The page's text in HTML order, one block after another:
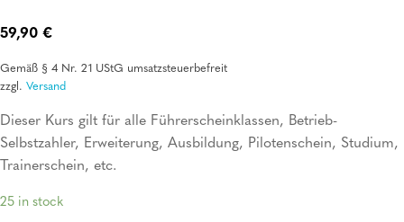
59,90 €
Gemäß § 4 Nr. 21 UStG umsatzsteuerbefreit
zzgl. Versand
Dieser Kurs gilt für alle Führerscheinklassen, Betrieb-
Selbstzahler, Erweiterung, Ausbildung, Pilotenschein, Studium,
Trainerschein, etc.
25 in stock